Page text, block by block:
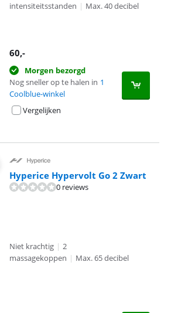
intensiteitsstanden | Max. 40 decibel
60,-
Morgen bezorgd
Nog sneller op te halen in 1
Coolblue-winkel
Vergelijken
Hyperice Hypervolt Go 2 Zwart
0 reviews
Niet krachtig | 2
massagekoppen | Max. 65 decibel